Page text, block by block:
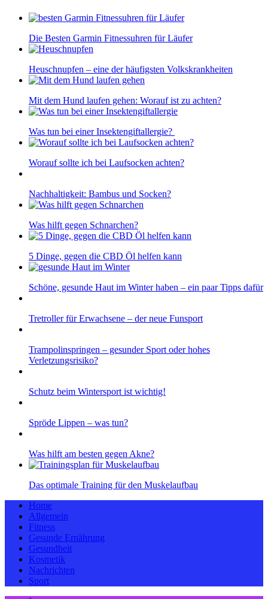
Die Besten Garmin Fitnessuhren für Läufer
Heuschnupfen – eine der häufigsten Volkskrankheiten
Mit dem Hund laufen gehen: Worauf ist zu achten?
Was tun bei einer Insektengiftallergie?
Worauf sollte ich bei Laufsocken achten?
Nachhaltigkeit: Bambus und Socken?
Was hilft gegen Schnarchen?
5 Dinge, gegen die CBD Öl helfen kann
Schöne, gesunde Haut im Winter haben – ein paar Tipps dafür
Tretroller für Erwachsene – der neue Funsport
Trampolinspringen – gesunder Sport oder hohes
Verletzungsrisiko?
Schutz beim Wintersport ist wichtig!
Spröde Lippen – was tun?
Was hilft am besten gegen Akne?
Das optimale Training für den Muskelaufbau
Home
Allgemein
Fitness
Gesunde Ernährung
Gesundheit
Kosmetik
Nachrichten
Sport